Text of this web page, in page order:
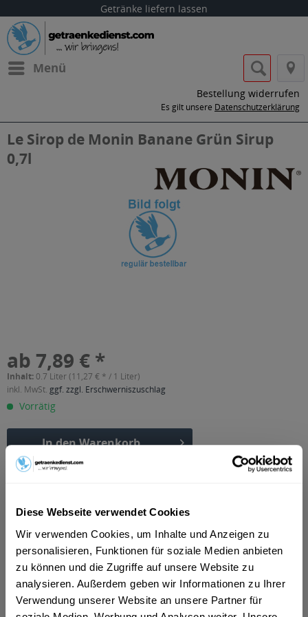
Diese Webseite verwendet Cookies
Wir verwenden Cookies, um Inhalte und Anzeigen zu
personalisieren, Funktionen für soziale Medien anbieten
zu können und die Zugriffe auf unsere Website zu
analysieren. Außerdem geben wir Informationen zu Ihrer
Verwendung unserer Website an unsere Partner für
Getränke liefern lassen
Menü
Bestellung widerrufen
Es gilt unsere Datenschutzerklärung
Le Sirop de Monin Banane Grün Sirup
0,7l
ab 7,89 € *
Inhalt: 0.7 Liter (11,27 € * / 1 Liter)
inkl. MwSt. ggf. zzgl. Erschwerniszuschlag
Vorrätig
In denWarenkorb
mehr
"Le Sirop de Monin Banane Grün Sirup 0,7l"
Geschmacksrichtung:
Banane